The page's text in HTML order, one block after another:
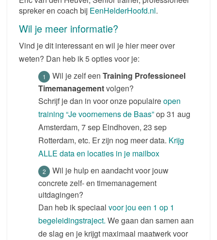
spreker en coach bij EenHelderHoofd.nl.
Wil je meer informatie?
Vind je dit interessant en wil je hier meer over
weten? Dan heb ik 5 opties voor je:
Wil je zelf een Training Professioneel
Timemanagementvolgen?
Schrijf je dan in voor onze populaireopen
training “Je voornemens de Baas”op 31 aug
Amsterdam, 7 sep Eindhoven, 23 sep
Rotterdam, etc. Er zijn nog meer data. Krijg
ALLE data en locaties in je mailbox
Wil je hulp en aandacht voor jouw
concrete zelf- en timemanagement
uitdagingen?
Dan heb ik speciaal voor jou een 1 op 1
begeleidingstraject. We gaan dan samen aan
de slag en je krijgt maximaal maatwerk voor